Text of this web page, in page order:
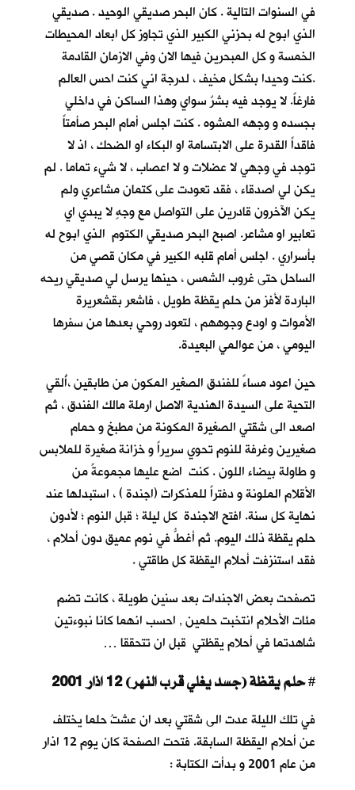
في السنوات التالية . كان البحر صديقي الوحيد . صديقي
الذي ابوح له بحزني الكبير الذي تجاوز كل ابعاد المحيطات
الخمسة و كل المبحرين فيها الان وفي الازمان القادمة
.كنت وحيدا بشكل مخيف ، لدرجة اني كنت احس العالم
فارغاً. لا يوجد فيه بشرٌ سواي وهذا الساكن في داخلي
بجسده و وجهه المشوه . كنت اجلس أمام البحر صأمتاً
فاقداً القدرة على الابتسامة او البكاء او الضحك ، اذ لا
توجد في وجهي لا عضلات و لا اعصاب ، لا شيء تماما . لم
يكن لي اصدقاء ، فقد تعودت على كتمان مشاعري ولم
يكن الآخرون قادرين على التواصل مع وجهٍ لا يبدي اي
تعابير او مشاعر. اصبح البحر صديقي الكتوم الذي ابوح له
بأسراري . اجلس أمام قلبه الكبير في مكان قصي من
الساحل حتى غروب الشمس ، حينها يرسل لي صديقي ريحه
الباردة لأفز من حلم يقظة طويل ، فاشعر بقشعريرة
الأموات و اودع وجوههم ، لتعود روحي بعدها من سفرها
اليومي ، من عوالمي البعيدة.
حين اعود مساءً للفندق الصغير المكون من طابقين ،أُلقي
التحية على السيدة الهندية الاصل ارملة مالك الفندق ، ثم
اصعد الى شقتي الصغيرة المكونة من مطبخ و حمام
صغيرين وغرفة للنوم تحوي سريراً و خزانة صغيرة للملابس
و طاولة بيضاء اللون . كنت اضع عليها مجموعةً من
الأقلام الملونة و دفتراً للمذكرات (اجندة ) ، استبدلها عند
نهاية كل سنة. افتح الاجندة كل ليلة ؛ قبل النوم ؛ لأدون
حلم يقظة ذلك اليوم. ثم أغطُّ في نوم عميق دون أحلام ،
فقد استنزفت أحلام اليقظة كل طاقتي .
تصفحت بعض الاجندات بعد سنين طويلة ، كانت تضم
مئات الأحلام انتخبت حلمين , احسب انهما كانا نبوءتين
شاهدتما في أحلام يقظتي قبل ان تتحققا …
#حلم يقظة (جسد يغلي قرب النهر) 12 اذار 2001
في تلك الليلة عدت الى شقتي بعد ان عشتُ حلما يختلف
عن أحلام اليقظة السابقة. فتحت الصفحة كان يوم 12 اذار
من عام 2001 و بدأت الكتابة :